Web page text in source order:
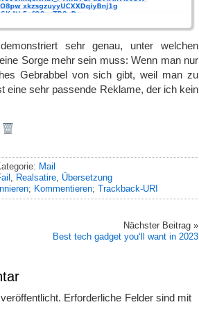
sehr genau, unter welchen
Sorge mehr sein muss: Wenn man nur
Gebrabbel von sich gibt, weil man zu
eine sehr passende Reklame, der ich kein
Mail
, Realsatire, Übersetzung
; Kommentieren; Trackback-URI
Nächster Beitrag »
Best tech gadget you‘ll want in 2023
Erforderliche Felder sind mit